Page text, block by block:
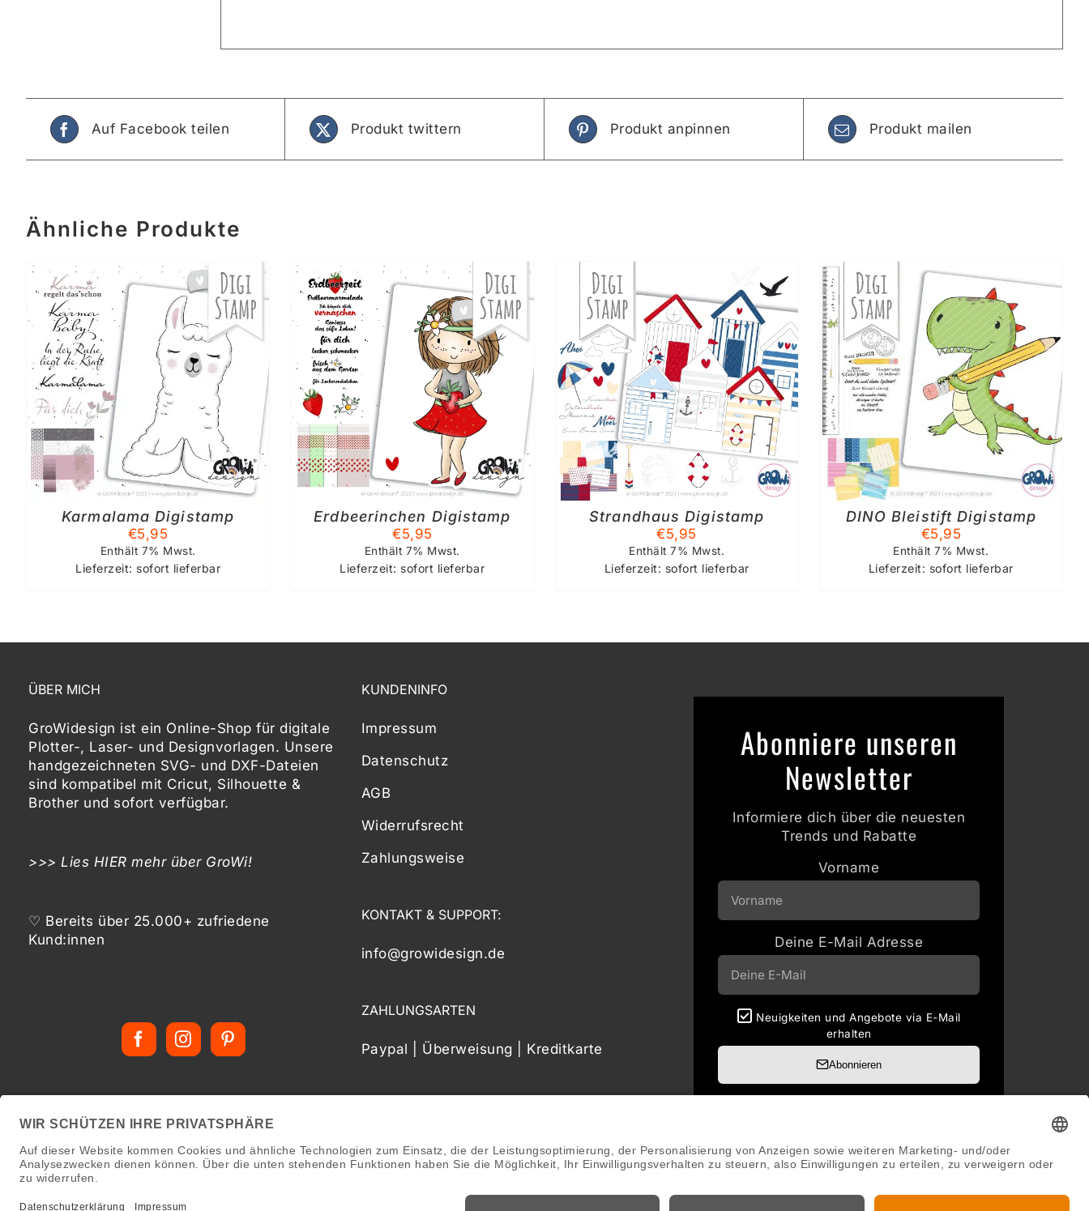
Auf Facebook teilen Produkt twittern Produkt anpinnen Produkt mailen
Ähnliche Produkte
Karmalama Digistamp
€5,95
Enthält 7% Mwst.
Lieferzeit: sofort lieferbar
IN DEN WARENKORB
DETAILS
Erdbeerinchen Digistamp
€5,95
Enthält 7% Mwst.
Lieferzeit: sofort lieferbar
IN DEN WARENKORB
DETAILS
Strandhaus Digistamp
€5,95
Enthält 7% Mwst.
Lieferzeit: sofort lieferbar
IN DEN WARENKORB
/
DETAILS
DINO Bleistift Digistamp
€5,95
Enthält 7% Mwst.
Lieferzeit: sofort lieferbar
ÜBER MICH
GroWidesign ist ein Online-Shop für digitale
Plotter-, Laser- und Designvorlagen. Unsere
handgezeichneten SVG- und DXF-Dateien
sind kompatibel mit Cricut, Silhouette &
Brother und sofort verfügbar.
>>> Lies HIER mehr über GroWi!
♡ Bereits über 25.000+ zufriedene
Kund:innen
KUNDENINFO
Impressum
Datenschutz
AGB
Widerrufsrecht
Zahlungsweise
KONTAKT & SUPPORT:
info@growidesign.de
ZAHLUNGSARTEN
Paypal | Überweisung | Kreditkarte
Abonniere unseren
Newsletter
Informiere dich über die neuesten
Trends und Rabatte
Vorname
Deine E-Mail Adresse
Neuigkeiten und Angebote via E-Mail
erhalten
Abonnieren